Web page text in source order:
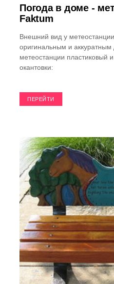
Погода в доме -
Faktum
Внешний вид у
оригинальным и
метеостанции пластиковый
окантовки:
ПЕРЕЙТИ